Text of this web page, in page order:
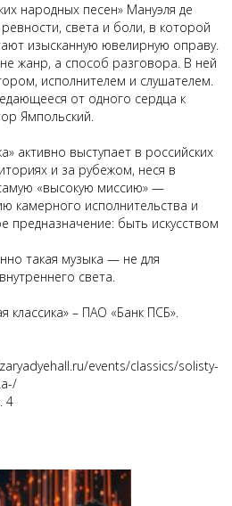
народных песен» Мануэля де
света и боли, в которой
изысканную ювелирную оправу.
жанр, а способ разговора. В ней
исполнителем и слушателем.
от одного сердца к
Ямпольский.
активно выступает в российских
и за рубежом, неся в
«высокую миссию» —
камерного исполнительства и
предназначение: быть искусством
такая музыка — не для
света.
классика» – ПАО «Банк ПСБ».
events/classics/solisty-
4